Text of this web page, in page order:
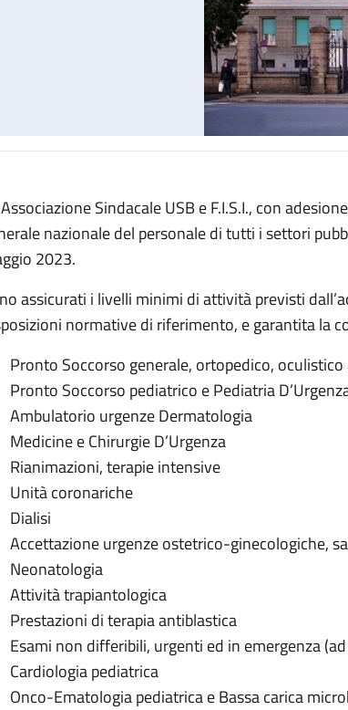
per l'intera giornata di venerdì 26 maggio
Sindacale USB e F.I.S.I., con
nazionale del personale di tutti i settori
2023.
assicurati i livelli minimi di attività previsti
normative di riferimento, e garantita la
Pronto Soccorso generale, ortopedico, oculistico
Pronto Soccorso pediatrico e Pediatria
Ambulatorio urgenze Dermatologia
Medicine e Chirurgie D’Urgenza
Rianimazioni, terapie intensive
Unità coronariche
Dialisi
Accettazione urgenze ostetrico-ginecologiche,
Neonatologia
Attività trapiantologica
Prestazioni di terapia antiblastica
Esami non differibili, urgenti ed in emergenza (ad
Cardiologia pediatrica
Onco-Ematologia pediatrica e Bassa carica